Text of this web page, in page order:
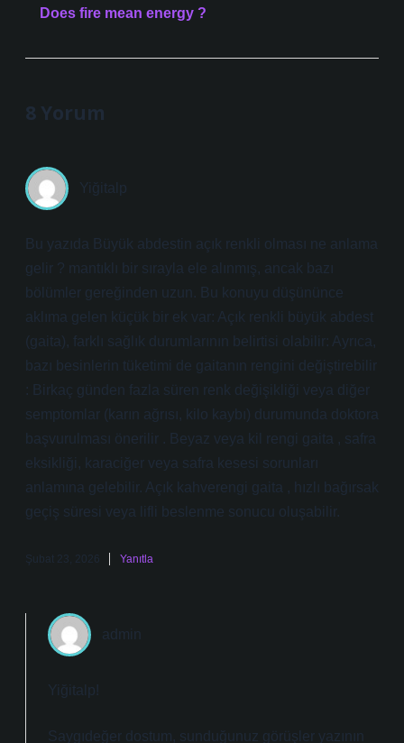
Does fire mean energy ?
8 Yorum
Yiğitalp
Bu yazıda Büyük abdestin açık renkli olması ne anlama
gelir ? mantıklı bir sırayla ele alınmış, ancak bazı
bölümler gereğinden uzun. Bu konuyu düşününce
aklıma gelen küçük bir ek var: Açık renkli büyük abdest
(gaita), farklı sağlık durumlarının belirtisi olabilir: Ayrıca,
bazı besinlerin tüketimi de gaitanın rengini değiştirebilir
: Birkaç günden fazla süren renk değişikliği veya diğer
semptomlar (karın ağrısı, kilo kaybı) durumunda doktora
başvurulması önerilir . Beyaz veya kil rengi gaita , safra
eksikliği, karaciğer veya safra kesesi sorunları
anlamına gelebilir. Açık kahverengi gaita , hızlı bağırsak
geçiş süresi veya lifli beslenme sonucu oluşabilir.
Şubat 23, 2026 Yanıtla
admin
Yiğitalp!
Saygıdeğer dostum, sunduğunuz görüşler yazının